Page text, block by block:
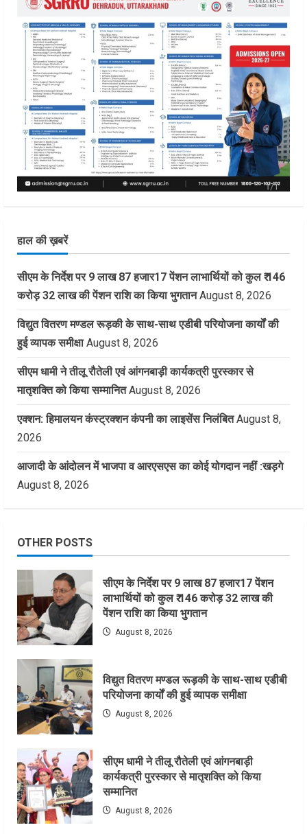
हाल की ख़बरें
सीएम के निर्देश पर 9 लाख 87 हजार17 पेंशन लाभार्थियों को कुल ₹ 146
करोड़ 32 लाख की पेंशन राशि का किया भुगतान August 8, 2026
विद्युत वितरण मण्डल रूड़की के साथ-साथ एडीबी परियोजना कार्यों की
हुई व्यापक समीक्षा August 8, 2026
सीएम धामी ने तीलू रौतेली एवं आंगनबाड़ी कार्यकत्री पुरस्कार से
मातृशक्ति को किया सम्मानित August 8, 2026
एक्शन: हिमालयन कंस्ट्रक्शन कंपनी का लाइसेंस निलंबित August 8,
2026
आजादी के आंदोलन में भाजपा व आरएसएस का कोई योगदान नहीं :खड़गे
August 8, 2026
OTHER POSTS
सीएम के निर्देश पर 9 लाख 87 हजार17 पेंशन
लाभार्थियों को कुल ₹ 146 करोड़ 32 लाख की
पेंशन राशि का किया भुगतान
August 8, 2026
विद्युत वितरण मण्डल रूड़की के साथ-साथ एडीबी
परियोजना कार्यों की हुई व्यापक समीक्षा
August 8, 2026
सीएम धामी ने तीलू रौतेली एवं आंगनबाड़ी
कार्यकत्री पुरस्कार से मातृशक्ति को किया
सम्मानित
August 8, 2026